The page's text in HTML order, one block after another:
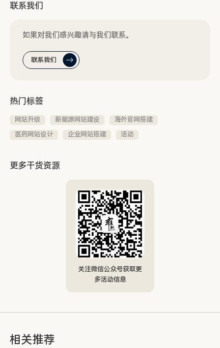
联系我们
如果对我们感兴趣请与我们联系。
联系我们
热门标签
网站升级 新能源网站建设
海外官网搭建
医药网站设计
企业网站搭建 活动
更多干货资源
关注微信公众号获取更
多活动信息
相关推荐